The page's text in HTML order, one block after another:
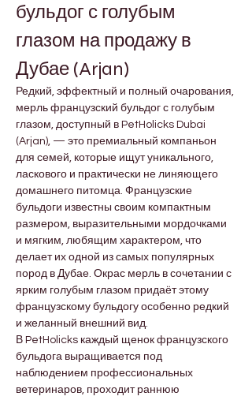
бульдог с голубым
глазом на продажу в
Дубае (Arjan)
Редкий, эффектный и полный очарования,
мерль французский бульдог с голубым
глазом, доступный в PetHolicks Dubai
(Arjan), — это премиальный компаньон
для семей, которые ищут уникального,
ласкового и практически не линяющего
домашнего питомца. Французские
бульдоги известны своим компактным
размером, выразительными мордочками
и мягким, любящим характером, что
делает их одной из самых популярных
пород в Дубае. Окрас мерль в сочетании с
ярким голубым глазом придаёт этому
французскому бульдогу особенно редкий
и желанный внешний вид.
В PetHolicks каждый щенок французского
бульдога выращивается под
наблюдением профессиональных
ветеринаров, проходит раннюю